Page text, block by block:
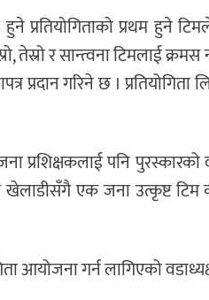
हुने प्रतियोगिताको प्रथम
तेस्रो र सान्त्वना टिमलाई
प्रदान गरिने छ ।
प्रशिक्षकलाई पनि पुरस्कारको
एक जना उत्कृष्ट टिम
आयोजना गर्न लागिएको